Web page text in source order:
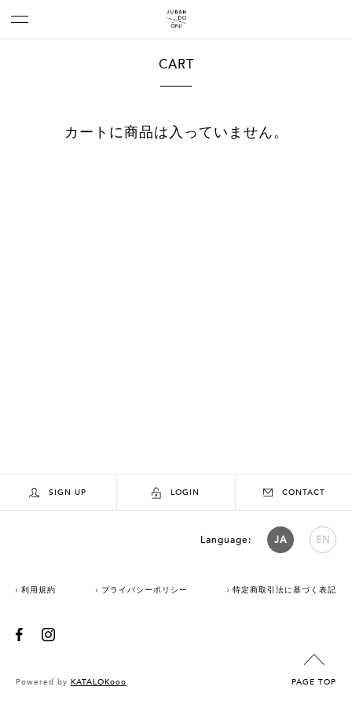
CART
カートに商品は入っていません。
SIGN UP LOGIN CONTACT
Language: JA EN
利用規約 プライバシーポリシー 特定商取引法に基づく表記
Powered by KATALOKooo PAGE TOP